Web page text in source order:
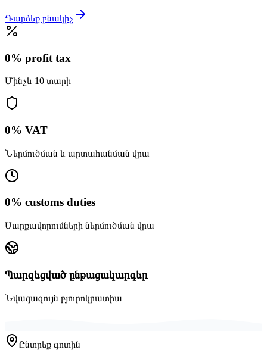
Դարձեք բնակիչ
0% profit tax
Մինչև 10 տարի
0% VAT
Ներմուծման և արտահանման վրա
0% customs duties
Սարքավորումների ներմուծման վրա
Պարզեցված ընթացակարգեր
Նվազագույն բյուրոկրատիա
Ընտրեք գոտին